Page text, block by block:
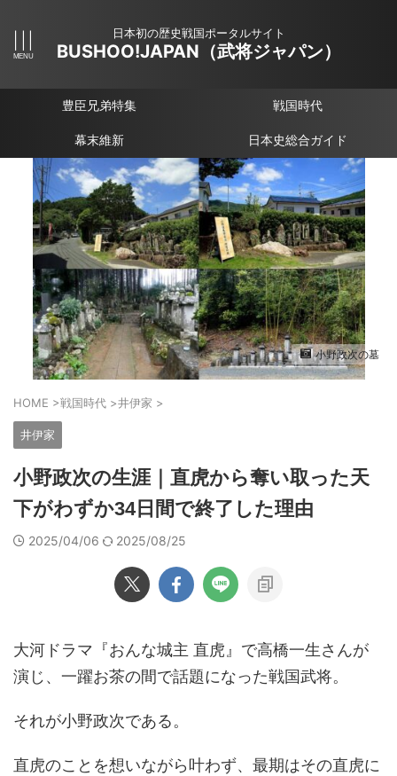
日本初の歴史戦国ポータルサイト
BUSHOO!JAPAN（武将ジャパン）
豊臣兄弟特集 戦国時代
幕末維新 日本史総合ガイド
小野政次の墓
HOME >戦国時代 >井伊家 >
井伊家
小野政次の生涯｜直虎から奪い取った天
下がわずか34日間で終了した理由
2025/04/06 2025/08/25
大河ドラマ『おんな城主 直虎』で高橋一生さんが
演じ、一躍お茶の間で話題になった戦国武将。
それが小野政次である。
直虎のことを想いながら叶わず、最期はその直虎に